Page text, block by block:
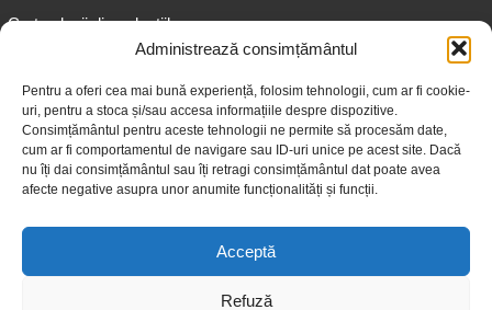
Administrează consimțământul
Pentru a oferi cea mai bună experiență, folosim tehnologii, cum ar fi cookie-
uri, pentru a stoca și/sau accesa informațiile despre dispozitive.
Consimțământul pentru aceste tehnologii ne permite să procesăm date,
cum ar fi comportamentul de navigare sau ID-uri unice pe acest site. Dacă
nu îți dai consimțământul sau îți retragi consimțământul dat poate avea
afecte negative asupra unor anumite funcționalități și funcții.
Acceptă
Refuză
Cartea lunii din colecțiile
Informații pentru adolescenți
Informații pentru adulți
Informații pentru seniori